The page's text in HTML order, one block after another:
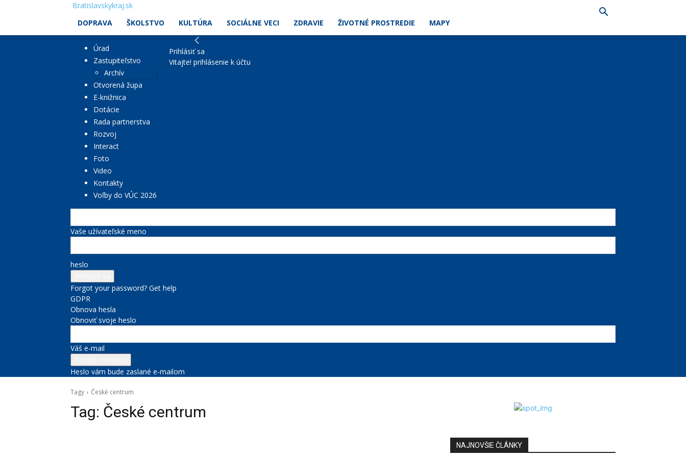
Bratislavskykraj.sk
DOPRAVA
ŠKOLSTVO KULTÚRA SOCIÁLNE VECI ZDRAVIE ŽIVOTNÉ PROSTREDIE MAPY
Úrad
Zastupiteľstvo
Archív
Otvorená župa
E-knižnica
Dotácie
Rada partnerstva
Rozvoj
Interact
Foto
Video
Kontakty
Voľby do VÚC 2026
Prihlásiť sa
Vitajte! prihlásenie k účtu
Vaše užívateľské meno
heslo
Forgot your password? Get help
GDPR
Obnova hesla
Obnoviť svoje heslo
Váš e-mail
Heslo vám bude zaslané e-mailom
Tagy České centrum
Tag: České centrum
NAJNOVŠIE ČLÁNKY